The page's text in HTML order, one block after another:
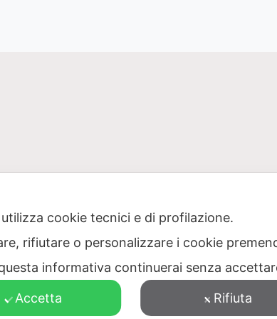
per il servizio di gestione dei rifiuti – Via Delle
– PEC: protocollo@pec.ager.puglia.it – TEL:
cookie tecnici e di profilazione.
rifiutare o personalizzare i cookie
informativa continuerai senza
Accetta Rifiuta